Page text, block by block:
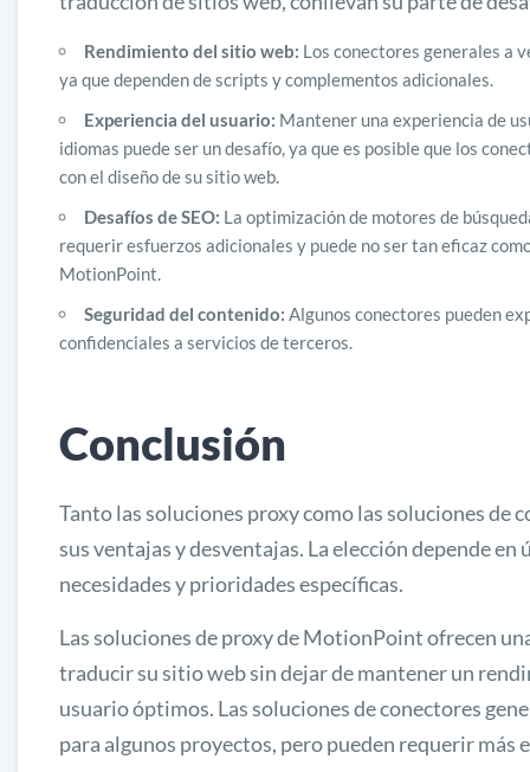
Rendimiento del sitio web: Los conectores generales a
ya que dependen de scripts y complementos adicionales.
Experiencia del usuario: Mantener una experiencia de
idiomas puede ser un desafío, ya que es posible que los
con el diseño de su sitio web.
Desafíos de SEO: La optimización de motores de
requerir esfuerzos adicionales y puede no ser tan eficaz
MotionPoint.
Seguridad del contenido: Algunos conectores pueden
confidenciales a servicios de terceros.
Conclusión
Tanto las soluciones proxy como las soluciones de
sus ventajas y desventajas. La elección depende
necesidades y prioridades específicas.
Las soluciones de proxy de MotionPoint ofrecen
traducir su sitio web sin dejar de mantener un
usuario óptimos. Las soluciones de conectores
para algunos proyectos, pero pueden requerir más